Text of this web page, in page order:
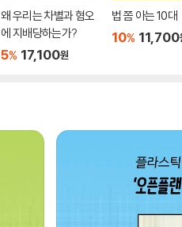
왜 우리는 차별과 혐오
에 지배당하는가?
5% 17,100원
법 쫌 아는 10대
10% 11,700